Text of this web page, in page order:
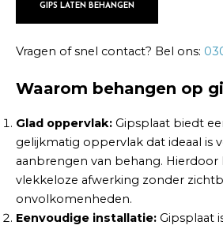
GIPS LATEN BEHANGEN
Vragen of snel contact? Bel ons:
Waarom behangen op
Glad oppervlak: Gipsplaat biedt
gelijkmatig oppervlak dat ideaal is
aanbrengen van behang. Hierdoor
vlekkeloze afwerking zonder
onvolkomenheden.
Eenvoudige installatie: Gipsplaat